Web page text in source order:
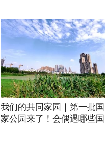
我们的共同家园｜第一批国
家公园来了！会偶遇哪些国